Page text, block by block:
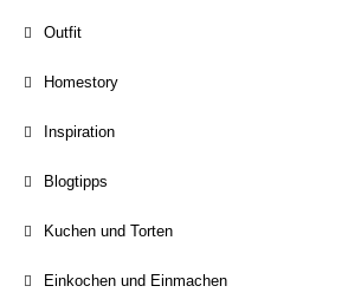
Outfit
Homestory
Inspiration
Blogtipps
Kuchen und Torten
Einkochen und Einmachen